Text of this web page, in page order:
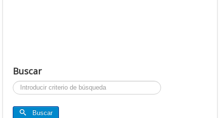
Buscar
Buscar...
Buscar